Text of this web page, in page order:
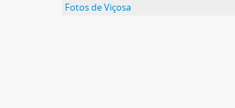
Fotos de Viçosa